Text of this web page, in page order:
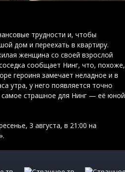
трудности и, чтобы
дом и переехать в квартиру.
женщина со своей взрослой
сообщает Нинг, что, похоже,
героиня замечает неладное и в
утра, у него появляется точно
страшное для Нинг — её юной
3 августа, в 21:00 на